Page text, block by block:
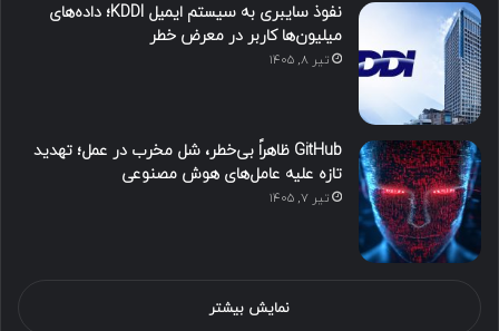
نفوذ سایبری به سیستم ایمیل KDDI؛ داده‌های
میلیون‌ها کاربر در معرض خطر
تیر ۸, ۱۴۰۵
GitHub ظاهراً بی‌خطر، شل مخرب در عمل؛ تهدید
تازه علیه عامل‌های هوش مصنوعی
تیر ۷, ۱۴۰۵
نمایش بیشتر